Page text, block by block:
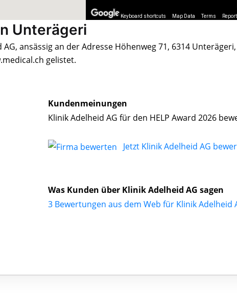
Keyboard shortcuts Map Data Terms
Unterägeri
AG, ansässig an der Adresse Höhenweg 71, 6314
gelistet.
Kundenmeinungen
Klinik Adelheid AG für den HELP Award 2026
Jetzt Klinik Adelheid AG
Was Kunden über Klinik Adelheid AG sagen
3 Bewertungen aus dem Web für Klinik Adelheid